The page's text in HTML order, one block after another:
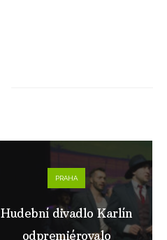
PRAHA
Hudební divadlo Karlín
odpremiérovalo